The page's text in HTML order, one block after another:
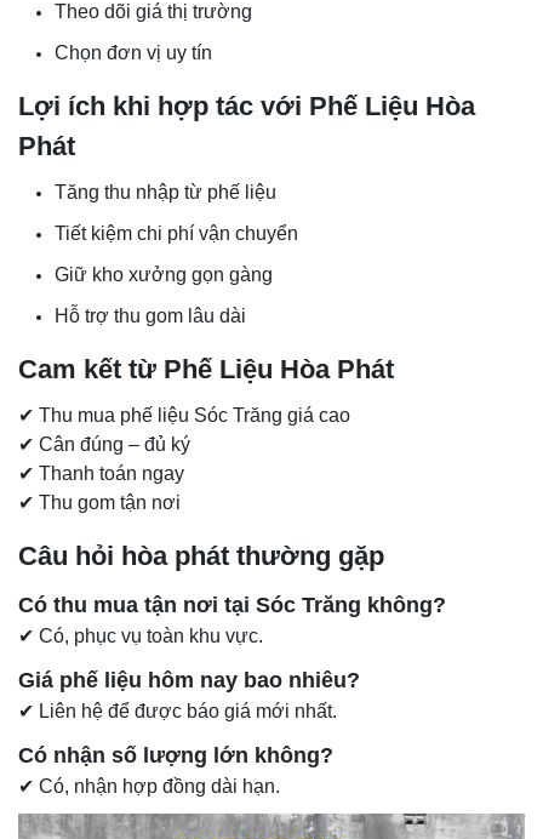
Theo dõi giá thị trường
Chọn đơn vị uy tín
Lợi ích khi hợp tác với Phế Liệu Hòa
Phát
Tăng thu nhập từ phế liệu
Tiết kiệm chi phí vận chuyển
Giữ kho xưởng gọn gàng
Hỗ trợ thu gom lâu dài
Cam kết từ Phế Liệu Hòa Phát
✔ Thu mua phế liệu Sóc Trăng giá cao
✔ Cân đúng – đủ ký
✔ Thanh toán ngay
✔ Thu gom tận nơi
Câu hỏi hòa phát thường gặp
Có thu mua tận nơi tại Sóc Trăng không?
✔ Có, phục vụ toàn khu vực.
Giá phế liệu hôm nay bao nhiêu?
✔ Liên hệ để được báo giá mới nhất.
Có nhận số lượng lớn không?
✔ Có, nhận hợp đồng dài hạn.